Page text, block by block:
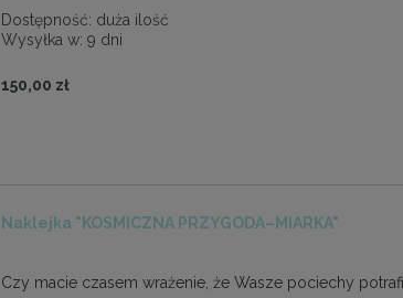
Dostępność: duża ilość
Wysyłka w: 9 dni
150,00 zł
Naklejka "KOSMICZNA PRZYGODA–MIARKA"
Czy macie czasem wrażenie, że Wasze pociechy